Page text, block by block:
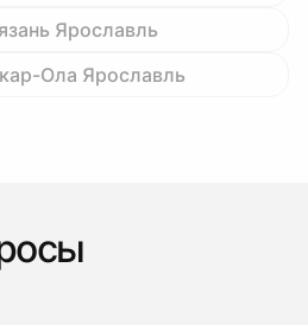
Ярославль
Ола Ярославль